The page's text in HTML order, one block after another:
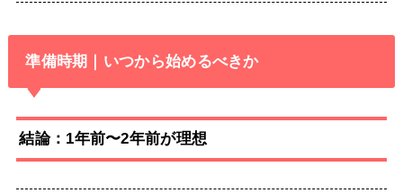
準備時期｜いつから始めるべきか
結論：1年前〜2年前が理想